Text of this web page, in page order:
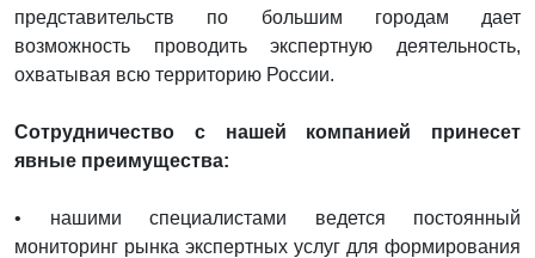
представительств по большим городам дает
возможность проводить экспертную деятельность,
охватывая всю территорию России.
Сотрудничество с нашей компанией принесет
явные преимущества:
• нашими специалистами ведется постоянный
мониторинг рынка экспертных услуг для формирования